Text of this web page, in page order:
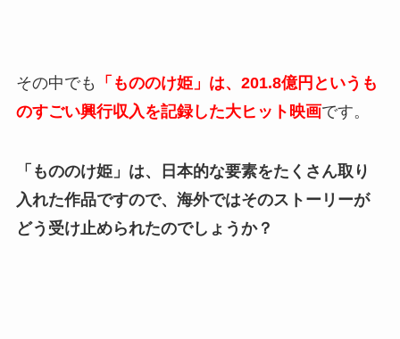
その中でも
「もののけ姫」は、201.8億円というも
のすごい興行収入を記録した大ヒット映画です。
「もののけ姫」は、日本的な要素をたくさん取り
入れた作品ですので、海外ではそのストーリーが
どう受け止められたのでしょうか？